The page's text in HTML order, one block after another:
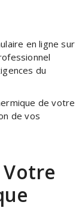
en ligne sur
du
de votre
de vos